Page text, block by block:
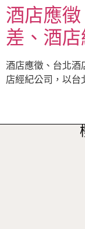
酒店應
差、酒
酒店應徵、台北酒
店經紀公司，以